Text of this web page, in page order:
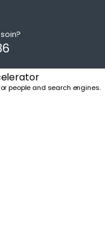
people and search engines.